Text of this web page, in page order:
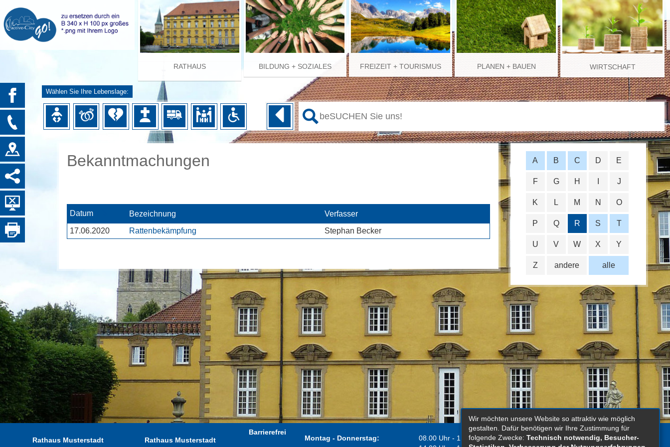
RATHAUS BILDUNG + SOZIALES FREIZEIT + TOURISMUS PLANEN + BAUEN WIRTSCHAFT
Wählen Sie Ihre Lebenslage:
Bekanntmachungen
Datum Bezeichnung
Verfasser
17.06.2020
Rattenbekämpfung Stephan Becker
alle
A B C D E
F G H J
K L M N O
P Q R S T
U V W X Y
Z andere
Rathaus Musterstadt Rathaus Musterstadt Montag - Donnerstag:
08.00 Uhr - 12.00 Uhr
Kontakt
Barrierefrei
Wir möchten unsere Website so attraktiv wie möglich
gestalten. Dafür benötigen wir Ihre Zustimmung für
folgende Zwecke: Technisch notwendig, Besucher-